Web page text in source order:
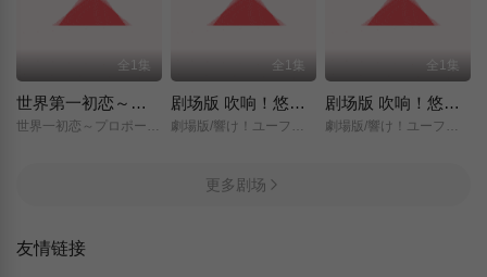
全1集
世界第一初恋～求婚篇～
全1集
剧场版 吹响！悠风号～想要传达的旋律～
全1集
剧场版 吹响！悠风号～誓言的终章～
更多剧场
友情链接